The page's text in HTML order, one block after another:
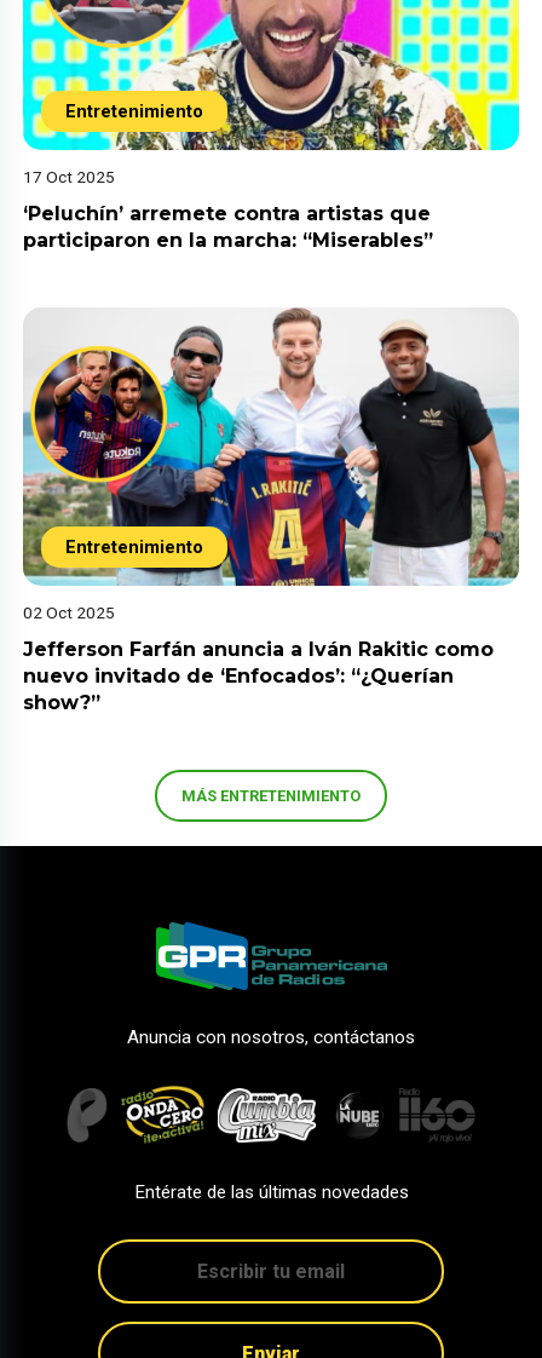
Entretenimiento
17 Oct 2025
‘Peluchín’ arremete contra artistas que
participaron en la marcha: “Miserables”
Entretenimiento
02 Oct 2025
Jefferson Farfán anuncia a Iván Rakitic como
nuevo invitado de ‘Enfocados’: “¿Querían
show?”
MÁS ENTRETENIMIENTO
Anuncia con nosotros, contáctanos
Entérate de las últimas novedades